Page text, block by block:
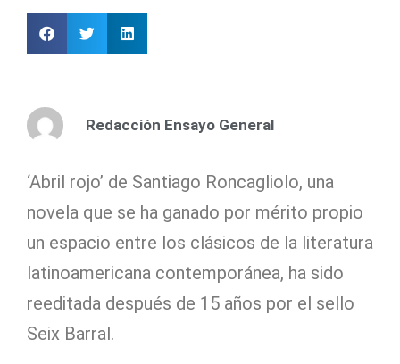
Redacción Ensayo General
‘Abril rojo’ de Santiago Roncagliolo, una
novela que se ha ganado por mérito propio
un espacio entre los clásicos de la literatura
latinoamericana contemporánea, ha sido
reeditada después de 15 años por el sello
Seix Barral.